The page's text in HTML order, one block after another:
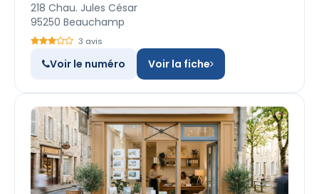
218 Chau. Jules César
95250 Beauchamp
3 avis
Voir le numéro Voir la fiche